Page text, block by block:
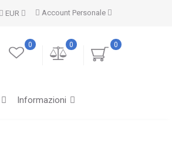
Account Personale
EUR
0
0
0
Informazioni